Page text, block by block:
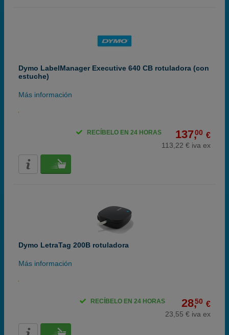
Dymo LabelManager Executive 640 CB rotuladora (con
estuche)
Más información
137,00 €
113,22 € iva ex
RECÍBELO EN 24 HORAS
Dymo LetraTag 200B rotuladora
Más información
28,50 €
23,55 € iva ex
RECÍBELO EN 24 HORAS